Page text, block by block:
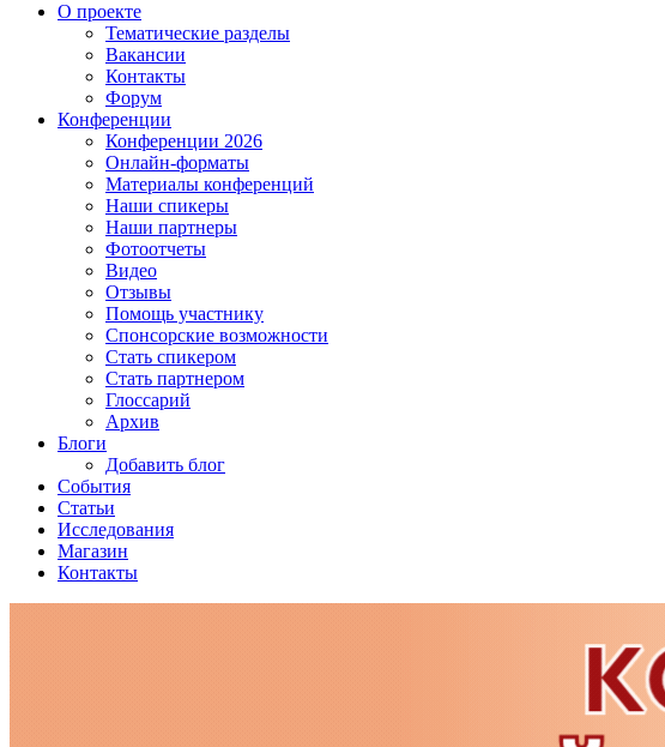
О проекте
Тематические разделы
Вакансии
Контакты
Форум
Конференции
Конференции 2026
Онлайн-форматы
Материалы конференций
Наши спикеры
Наши партнеры
Фотоотчеты
Видео
Отзывы
Помощь участнику
Спонсорские возможности
Стать спикером
Стать партнером
Глоссарий
Архив
Блоги
Добавить блог
События
Статьи
Исследования
Магазин
Контакты